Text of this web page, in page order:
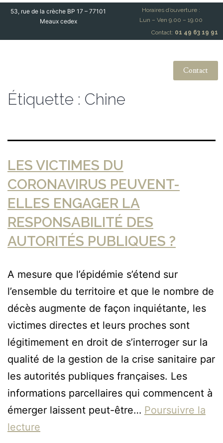
53, rue de la crèche BP 17 – 77101
Meaux cedex
Horaires d’ouverture :
Lun – Ven 9.00 – 19.00
Contact: 01 49 63 19 91
Contact
Étiquette : Chine
LES VICTIMES DU
CORONAVIRUS PEUVENT-
ELLES ENGAGER LA
RESPONSABILITÉ DES
AUTORITÉS PUBLIQUES ?
A mesure que l’épidémie s’étend sur
l’ensemble du territoire et que le nombre de
décès augmente de façon inquiétante, les
victimes directes et leurs proches sont
légitimement en droit de s’interroger sur la
qualité de la gestion de la crise sanitaire par
les autorités publiques françaises. Les
informations parcellaires qui commencent à
émerger laissent peut-être… Poursuivre la
lecture